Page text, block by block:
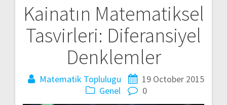
Kainatın Matematiksel
Tasvirleri: Diferansiyel
Denklemler
Matematik Toplulugu
19 October 2015
Genel
0
Post
navigation